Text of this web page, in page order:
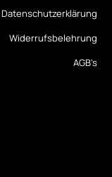
Datenschutzerklärung
Widerrufsbelehrung
AGB's